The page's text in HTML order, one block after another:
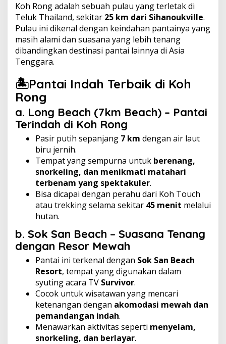
Koh Rong adalah sebuah pulau yang terletak di
Teluk Thailand, sekitar 25 km dari Sihanoukville.
Pulau ini dikenal dengan keindahan pantainya yang
masih alami dan suasana yang lebih tenang
dibandingkan destinasi pantai lainnya di Asia
Tenggara.
🏝️Pantai Indah Terbaik di Koh
Rong
a. Long Beach (7km Beach) – Pantai
Terindah di Koh Rong
Pasir putih sepanjang 7 km dengan air laut
biru jernih.
Tempat yang sempurna untuk berenang,
snorkeling, dan menikmati matahari
terbenam yang spektakuler.
Bisa dicapai dengan perahu dari Koh Touch
atau trekking selama sekitar 45 menit melalui
hutan.
b. Sok San Beach – Suasana Tenang
dengan Resor Mewah
Pantai ini terkenal dengan Sok San Beach
Resort, tempat yang digunakan dalam
syuting acara TV Survivor.
Cocok untuk wisatawan yang mencari
ketenangan dengan akomodasi mewah dan
pemandangan indah.
Menawarkan aktivitas seperti menyelam,
snorkeling, dan berlayar.